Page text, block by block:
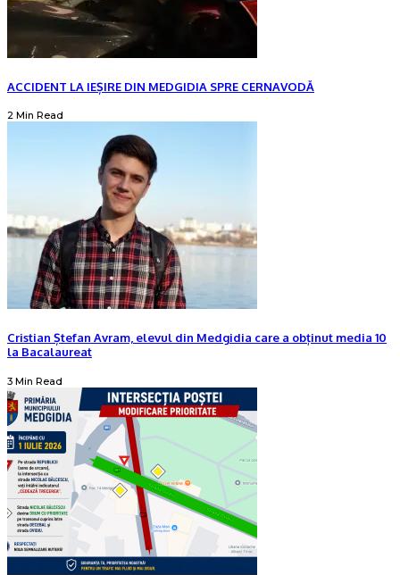
ACCIDENT LA IEȘIRE DIN MEDGIDIA SPRE CERNAVODĂ
2 Min Read
Cristian Ștefan Avram, elevul din Medgidia care a obținut media 10
la Bacalaureat
3 Min Read